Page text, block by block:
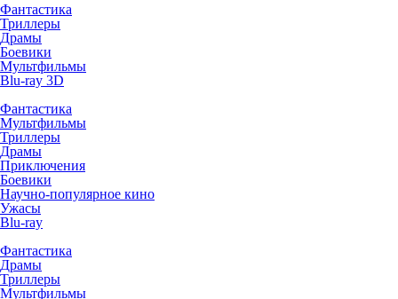
Фантастика
Триллеры
Драмы
Боевики
Мультфильмы
Blu-ray 3D
Фантастика
Мультфильмы
Триллеры
Драмы
Приключения
Боевики
Научно-популярное кино
Ужасы
Blu-ray
Фантастика
Драмы
Триллеры
Мультфильмы